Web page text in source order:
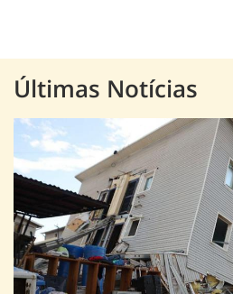
Últimas Notícias